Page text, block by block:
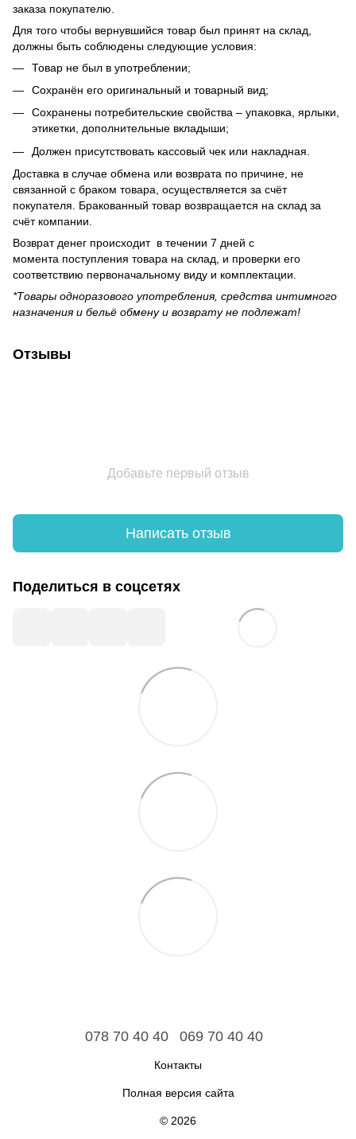
заказа покупателю.
Для того чтобы вернувшийся товар был принят на склад,
должны быть соблюдены следующие условия:
Товар не был в употреблении;
Сохранён его оригинальный и товарный вид;
Сохранены потребительские свойства – упаковка, ярлыки,
этикетки, дополнительные вкладыши;
Должен присутствовать кассовый чек или накладная.
Доставка в случае обмена или возврата по причине, не
связанной с браком товара, осуществляется за счёт
покупателя. Бракованный товар возвращается на склад за
счёт компании.
Возврат денег происходит в течении 7 дней с
момента поступления товара на склад, и проверки его
соответствию первоначальному виду и комплектации.
*Товары одноразового употребления, средства интимного
назначения и бельё обмену и возврату не подлежат!
Отзывы
Добавьте первый отзыв
Написать отзыв
Поделиться в соцсетях
078 70 40 40 069 70 40 40
Контакты
Полная версия сайта
© 2026